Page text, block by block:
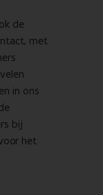
de
met
in ons
bij
het